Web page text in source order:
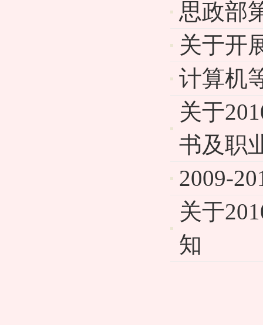
思政部
关于开
计算机
关于
书及职
2009-
关于
知